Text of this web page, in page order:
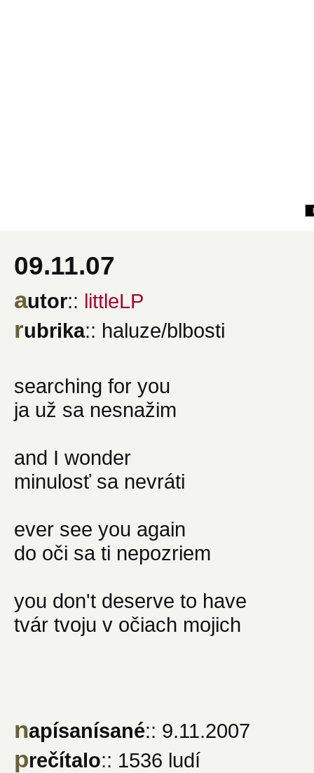
09.11.07
autor:: littleLP
rubrika:: haluze/blbosti
searching for you
ja už sa nesnažim
and I wonder
minulosť sa nevráti
ever see you again
do oči sa ti nepozriem
you don't deserve to have
tvár tvoju v očiach mojich
napísanísané:: 9.11.2007
prečítalo:: 1536 ludí